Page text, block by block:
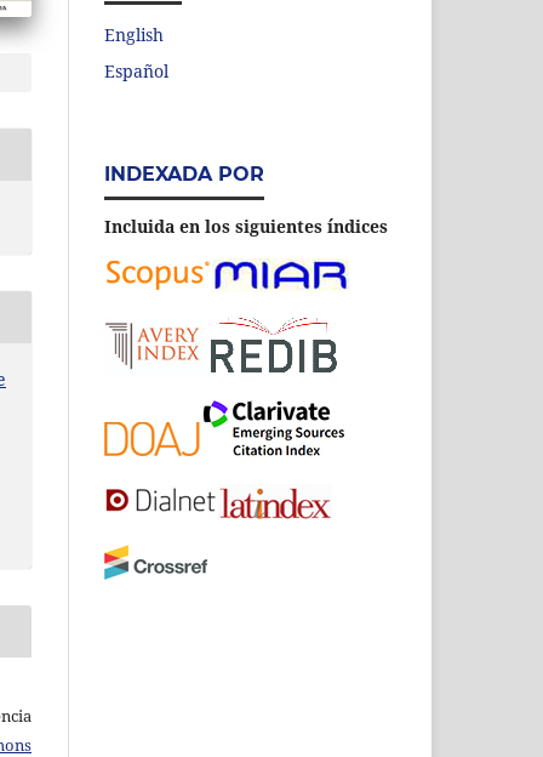
English
Español
INDEXADA POR
Incluida en los siguientes índices